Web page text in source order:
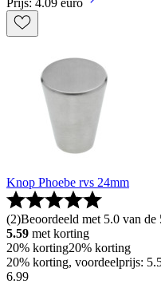
Knop Phoebe rvs 24mm
(2)Beoordeeld met 5.0 van
5.59 met korting
20% korting20% korting
20% korting, voordeelprijs:
6.99